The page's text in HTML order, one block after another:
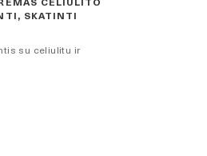
CELIULITO
SKATINTI
su celiulitu ir